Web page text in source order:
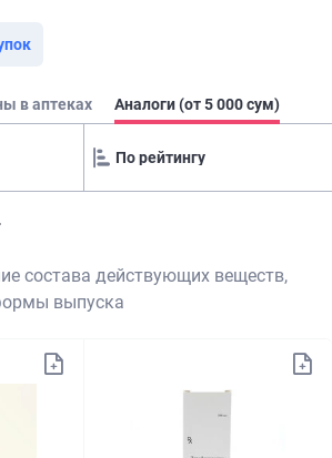
в аптеках Аналоги (от 5 000 сум)
состава действующих веществ,
выпуска